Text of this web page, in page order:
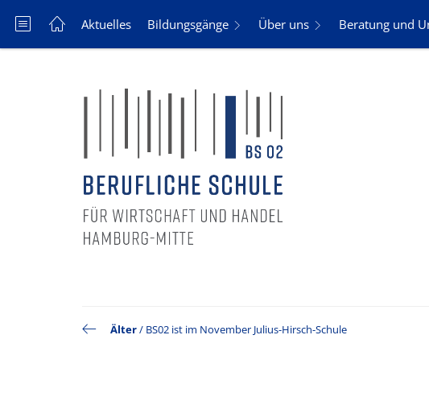
Aktuelles Bildungsgänge Über uns Beratung und
Älter/ BS02 ist im November Julius-Hirsch-Schule